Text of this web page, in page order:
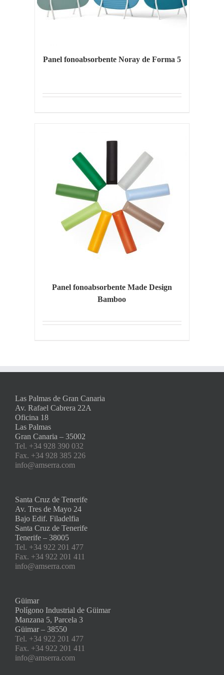
Panel fonoabsorbente Noray de Forma 5
Panel fonoabsorbente Made Design
Bamboo
Las Palmas de Gran Canaria
Av. Rafael Cabrera 22A
Oficina 18
Las Palmas
Gran Canaria – 35002
Tel. +34 928 390 032
Fax. +34 928 385 226
info@amserra.com
Santa Cruz de Tenerife
Av. Tres de Mayo 24
Bajo Edif. Filadelfia
Santa Cruz de Tenerife
Tenerife – 38005
Tel. +34 922 201 477
Fax. +34 922 201 411
info@amserra.com
Güimar
Polígono Industrial de Güimar
Manzana 5, Parcela 3
Güimar – 38550
Tel. +34 922 201 477
Fax. +34 922 201 411
info@amserra.com